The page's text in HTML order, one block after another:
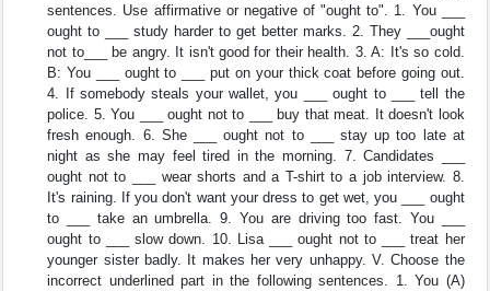
sentences. Use affirmative or negative of "ought to". 1. You ___
ought to ___ study harder to get better marks. 2. They ___ought
not to___ be angry. It isn't good for their health. 3. A: It's so cold.
B: You ___ ought to ___ put on your thick coat before going out.
4. If somebody steals your wallet, you ___ ought to ___ tell the
police. 5. You ___ ought not to ___ buy that meat. It doesn't look
fresh enough. 6. She ___ ought not to ___ stay up too late at
night as she may feel tired in the morning. 7. Candidates ___
ought not to ___ wear shorts and a T-shirt to a job interview. 8.
It's raining. If you don't want your dress to get wet, you ___ ought
to ___ take an umbrella. 9. You are driving too fast. You ___
ought to ___ slow down. 10. Lisa ___ ought not to ___ treat her
younger sister badly. It makes her very unhappy. V. Choose the
incorrect underlined part in the following sentences. 1. You (A)